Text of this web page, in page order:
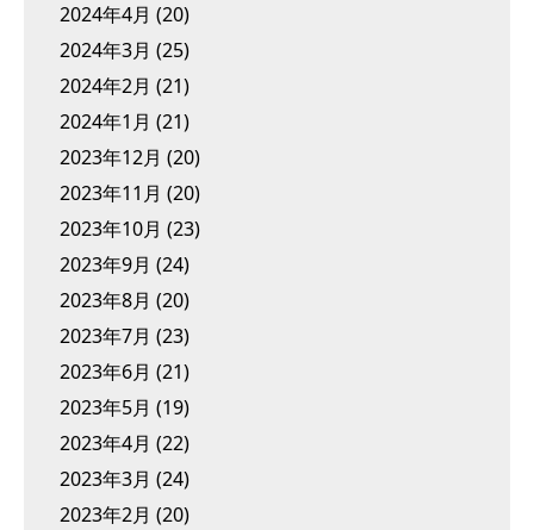
2024年4月 (20)
2024年3月 (25)
2024年2月 (21)
2024年1月 (21)
2023年12月 (20)
2023年11月 (20)
2023年10月 (23)
2023年9月 (24)
2023年8月 (20)
2023年7月 (23)
2023年6月 (21)
2023年5月 (19)
2023年4月 (22)
2023年3月 (24)
2023年2月 (20)